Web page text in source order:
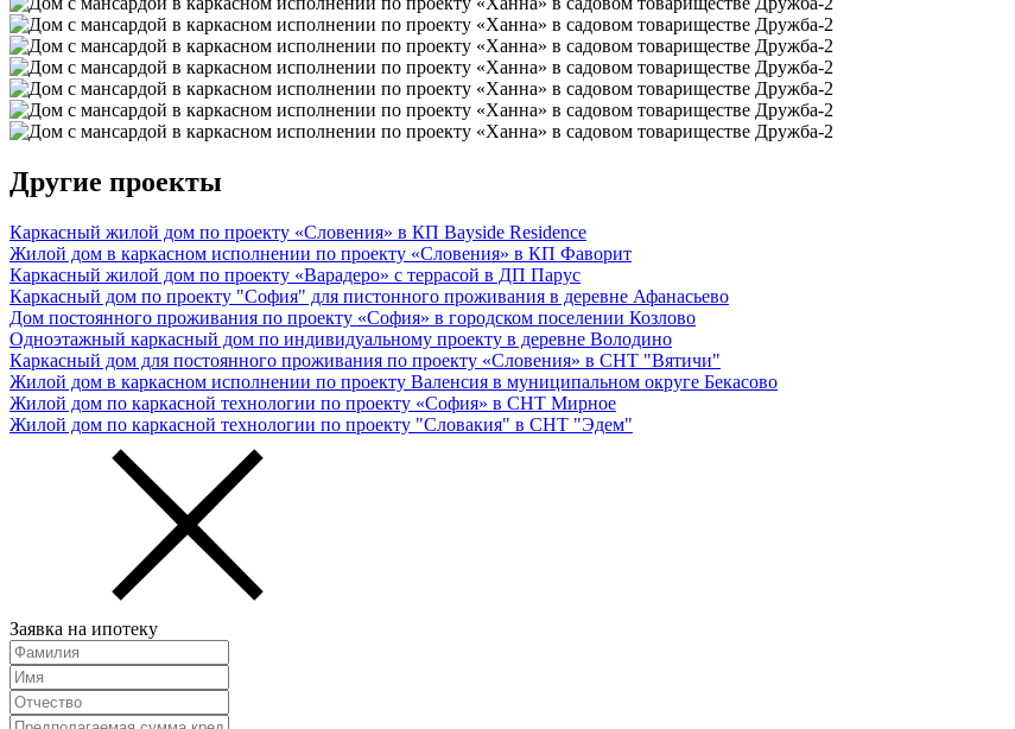
Другие проекты
Каркасный жилой дом по проекту «Словения» в КП Bayside Residence
Жилой дом в каркасном исполнении по проекту «Словения» в КП Фаворит
Каркасный жилой дом по проекту «Варадеро» с террасой в ДП Парус
Каркасный дом по проекту "София" для пистонного проживания в деревне Афанасьево
Дом постоянного проживания по проекту «София» в городском поселении Козлово
Одноэтажный каркасный дом по индивидуальному проекту в деревне Володино
Каркасный дом для постоянного проживания по проекту «Словения» в СНТ "Вятичи"
Жилой дом в каркасном исполнении по проекту Валенсия в муниципальном округе Бекасово
Жилой дом по каркасной технологии по проекту «София» в СНТ Мирное
Жилой дом по каркасной технологии по проекту "Словакия" в СНТ "Эдем"
Заявка на ипотеку